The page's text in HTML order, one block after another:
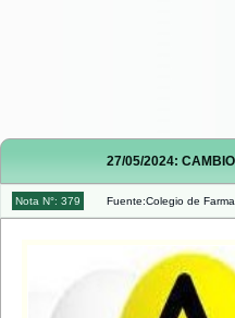
27/05/2024:
Nota N°: 379 Fuente:Colegio de